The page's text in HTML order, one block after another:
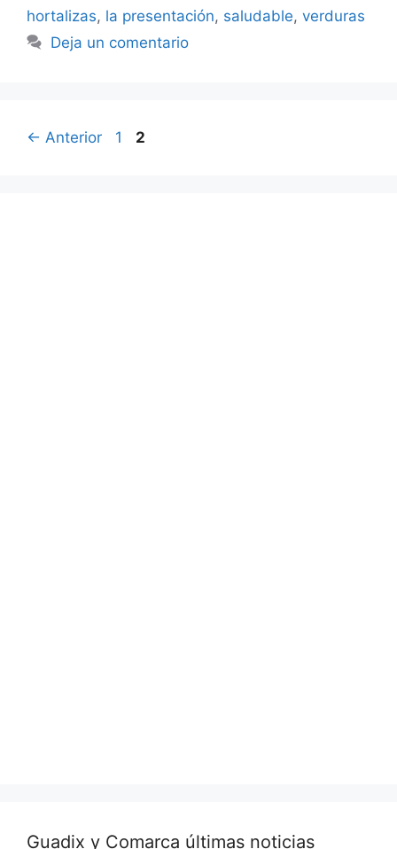
hortalizas, la presentación, saludable, verduras
Deja un comentario
← Anterior Página
1 Página
2
Guadix y Comarca últimas noticias